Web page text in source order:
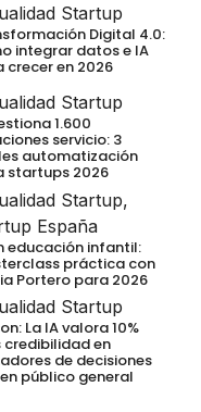
Startup
Digital 4.0:
integrar datos e IA
crecer en 2026
Startup
1.600
servicio: 3
automatización
startups 2026
Startup,
España
educación infantil:
práctica con
Portero para 2026
Startup
La IA valora 10%
credibilidad en
de decisiones
público general